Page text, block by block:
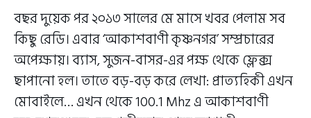
বছর দুয়েক পর ২০১৩ সালের মে মাসে খবর পেলাম সব
কিছু রেডি। এবার ‘আকাশবাণী কৃষ্ণনগর’ সম্প্রচারের
অপেক্ষায়। ব্যাস, সুজন-বাসর-এর পক্ষ থেকে ফ্লেক্স
ছাপানো হল। তাতে বড়-বড় করে লেখা: প্রাত্যহিকী এখন
মোবাইলে… এখন থেকে 100.1 Mhz এ আকাশবাণী